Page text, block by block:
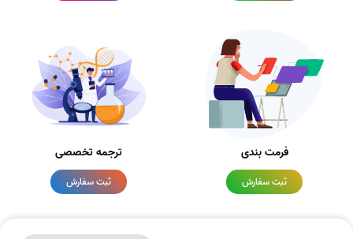
فرمت بندی
ثبت سفارش
ترجمه تخصصی
ثبت سفارش